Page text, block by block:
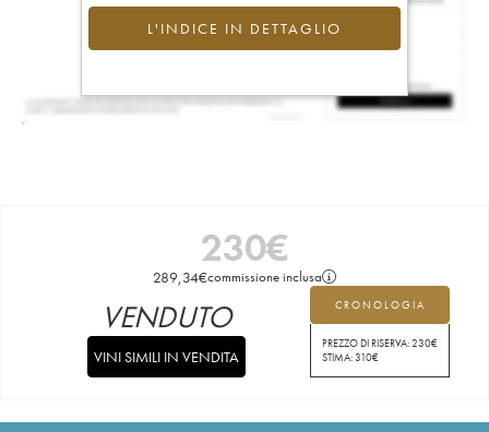
L'INDICE IN DETTAGLIO
230€
289,34€commissione inclusa
CRONOLOGIA
PREZZO DI RISERVA:230€
STIMA:310€
VENDUTO
VINI SIMILI IN VENDITA